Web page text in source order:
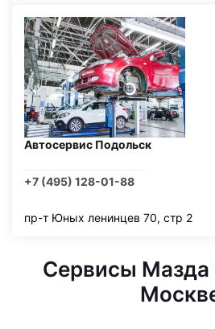
Автосервис Подольск
+7 (495) 128-01-88
пр-т Юных ленинцев 70, стр 2
Сервисы Мазда